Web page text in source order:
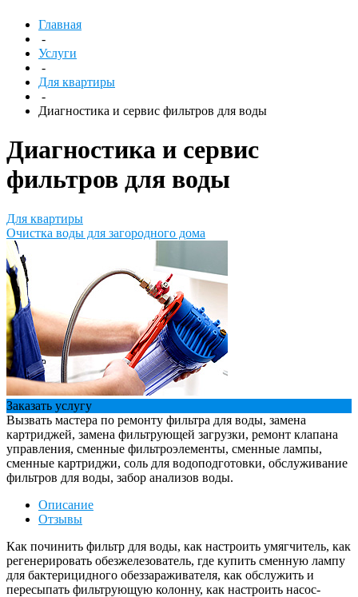
Главная
-
Услуги
-
Для квартиры
-
Диагностика и сервис фильтров для воды
Диагностика и сервис
фильтров для воды
Для квартиры
Очистка воды для загородного дома
Заказать услугу
Вызвать мастера по ремонту фильтра для воды, замена
картриджей, замена фильтрующей загрузки, ремонт клапана
управления, сменные фильтроэлементы, сменные лампы,
сменные картриджи, соль для водоподготовки, обслуживание
фильтров для воды, забор анализов воды.
Описание
Отзывы
Как починить фильтр для воды, как настроить умягчитель, как
регенерировать обезжелезователь, где купить сменную лампу
для бактерицидного обеззараживателя, как обслужить и
пересыпать фильтрующую колонну, как настроить насос-